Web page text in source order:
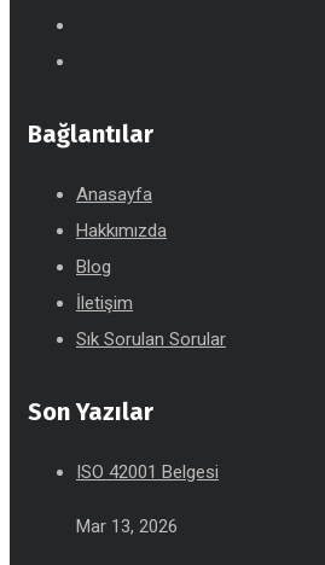
Bağlantılar
Anasayfa
Hakkımızda
Blog
İletişim
Sık Sorulan Sorular
Son Yazılar
ISO 42001 Belgesi
Mar 13, 2026